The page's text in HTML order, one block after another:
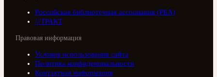
Российская библиотечная ассоциация (РБА)
///ТРАКТ
Правовая информация
Условия использования сайта
Политика конфиденциальности
Контактная информация